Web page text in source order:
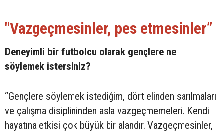
"Vazgeçmesinler, pes etmesinler”
Deneyimli bir futbolcu olarak gençlere ne
söylemek istersiniz?
“Gençlere söylemek istediğim, dört elinden sarılmaları
ve çalışma disiplininden asla vazgeçmemeleri. Kendi
hayatına etkisi çok büyük bir alandır. Vazgeçmesinler,